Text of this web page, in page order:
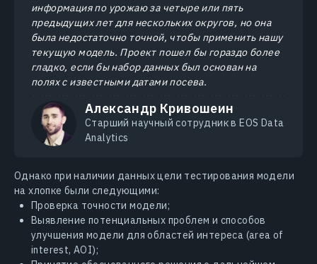
информация по урожаю за четыре или пять
предыдущих лет для нескольких округов, но она
была недостаточно точной, чтобы применить нашу
текущую модель. Проект пошел бы гораздо более
гладко, если бы набор данных был основан на
полях с известными датами посева.
Александр Кривошеин
Старший научный сотрудник в EOS Data
Analytics
Однако при наличии данных цели тестирования модели
на хлопке были следующими:
Проверка точности модели;
Выявление потенциальных проблем и способов
улучшения модели для областей интереса (area of
interest, AOI);